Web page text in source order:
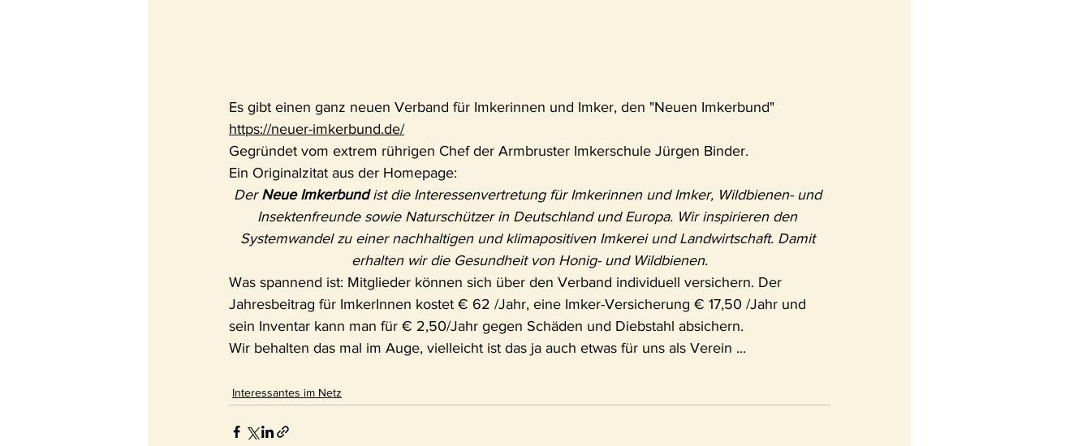
Es gibt einen ganz neuen Verband für Imkerinnen und Imker, den "Neuen Imkerbund"
https://neuer-imkerbund.de/
Gegründet vom extrem rührigen Chef der Armbruster Imkerschule Jürgen Binder.
Ein Originalzitat aus der Homepage:
Der Neue Imkerbund ist die Interessenvertretung für Imkerinnen und Imker, Wildbienen- und
Insektenfreunde sowie Naturschützer in Deutschland und Europa. Wir inspirieren den
Systemwandel zu einer nachhaltigen und klimapositiven Imkerei und Landwirtschaft. Damit
erhalten wir die Gesundheit von Honig- und Wildbienen.
Was spannend ist: Mitglieder können sich über den Verband individuell versichern. Der
Jahresbeitrag für ImkerInnen kostet € 62 /Jahr, eine Imker-Versicherung € 17,50 /Jahr und
sein Inventar kann man für € 2,50/Jahr gegen Schäden und Diebstahl absichern.
Wir behalten das mal im Auge, vielleicht ist das ja auch etwas für uns als Verein ...
Interessantes im Netz